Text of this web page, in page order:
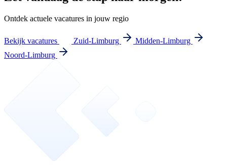
Ontdek actuele vacatures in jouw regio
Bekijk vacatures Zuid-Limburg
Midden-Limburg
Noord-Limburg